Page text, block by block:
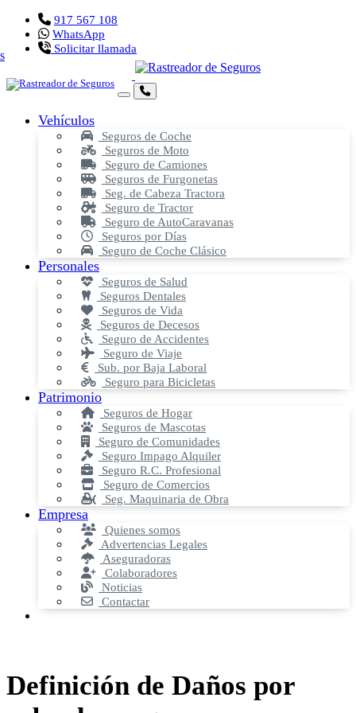
917 567 108
WhatsApp
Solicitar llamada
Vehículos
Seguros de Coche
Seguros de Moto
Seguro de Camiones
Seguros de Furgonetas
Seg. de Cabeza Tractora
Seguro de Tractor
Seguro de AutoCaravanas
Seguros por Días
Seguro de Coche Clásico
Personales
Seguros de Salud
Seguros Dentales
Seguros de Vida
Seguros de Decesos
Seguro de Accidentes
Seguro de Viaje
Sub. por Baja Laboral
Seguro para Bicicletas
Patrimonio
Seguros de Hogar
Seguros de Mascotas
Seguro de Comunidades
Seguro Impago Alquiler
Seguro R.C. Profesional
Seguro de Comercios
Seg. Maquinaria de Obra
Empresa
Quienes somos
Advertencias Legales
Aseguradoras
Colaboradores
Noticias
Contactar
Definición de Daños por